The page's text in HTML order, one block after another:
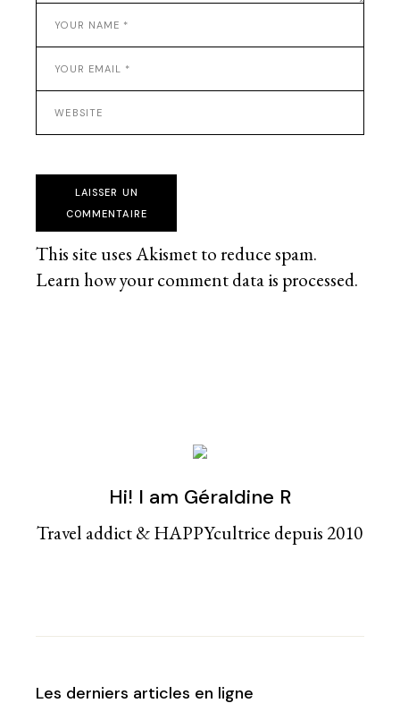
LAISSER UN
COMMENTAIRE
This site uses Akismet to reduce spam.
Learn how your comment data is processed.
Hi! I am Géraldine R
Travel addict & HAPPYcultrice depuis 2010
Les derniers articles en ligne